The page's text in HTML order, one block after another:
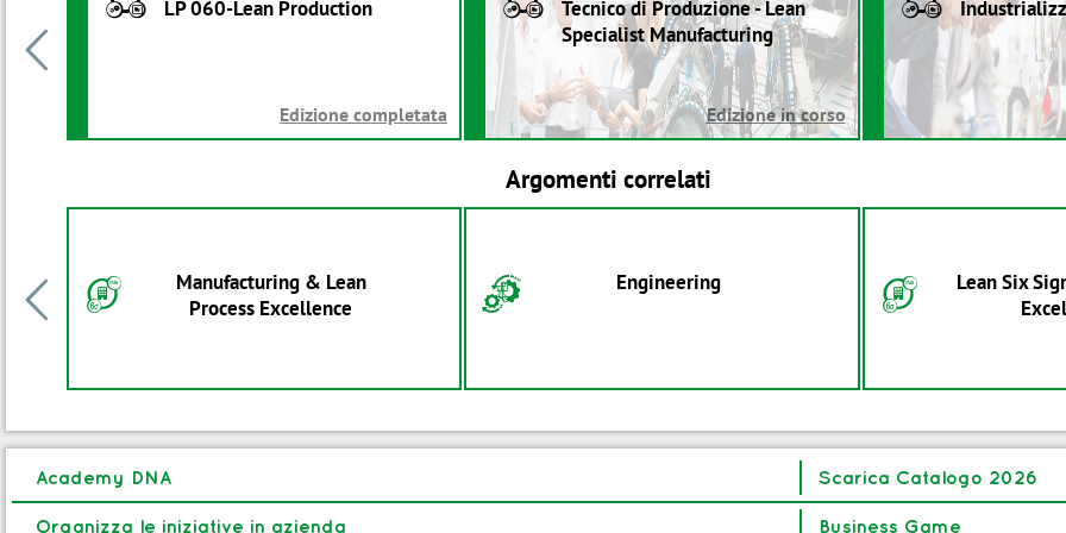

LP 060-Lean Production
Edizione completata
Tecnico di Produzione - Lean
Specialist Manufacturing
Edizione in corso
Argomenti correlati
 F
Manufacturing & Lean
Process Excellence
E Engineering F
Lean Six
Academy DNA Scarica Catalogo 2026
Organizza le iniziative in azienda Business Game